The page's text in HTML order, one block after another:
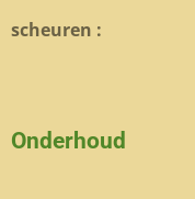
scheuren :
Onderhoud